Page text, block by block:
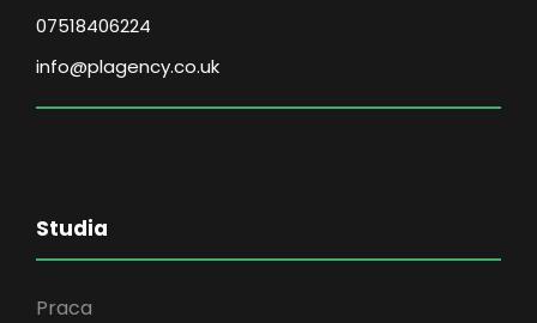
07518406224
info@plagency.co.uk
Studia
Praca